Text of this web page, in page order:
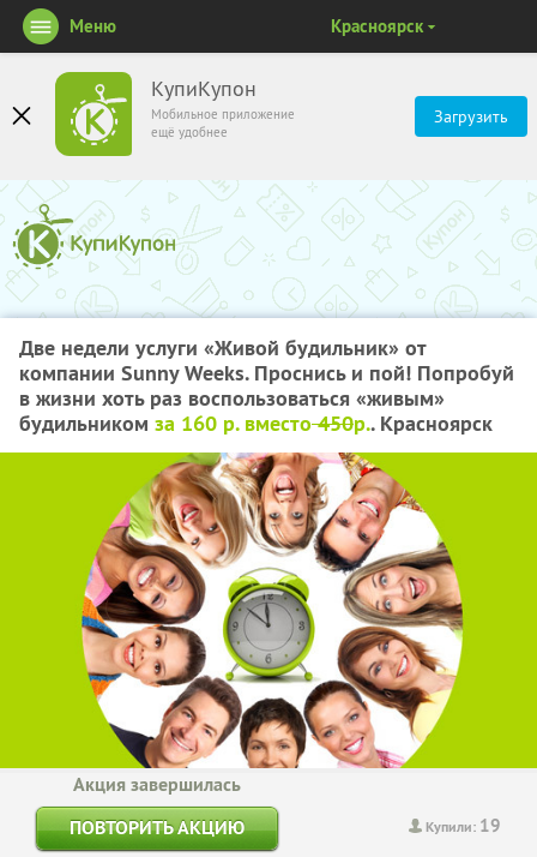
КупиКупон
Мобильное приложение
ещё удобнее
Загрузить
Меню Красноярск
Две недели услуги «Живой будильник» от
компании Sunny Weeks. Проснись и пой! Попробуй
в жизни хоть раз воспользоваться «живым»
будильником за 160 р. вместо450р.. Красноярск
Купили: 19
Акция завершилась
ПОВТОРИТЬ АКЦИЮ